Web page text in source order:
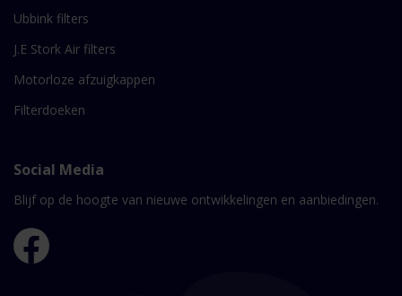
Ubbink filters
J.E Stork Air filters
Motorloze afzuigkappen
Filterdoeken
Social Media
Blijf op de hoogte van nieuwe ontwikkelingen en aanbiedingen.